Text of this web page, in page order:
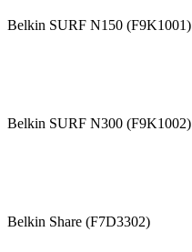
Belkin SURF N150 (F9K1001)
Belkin SURF N300 (F9K1002)
Belkin Share (F7D3302)